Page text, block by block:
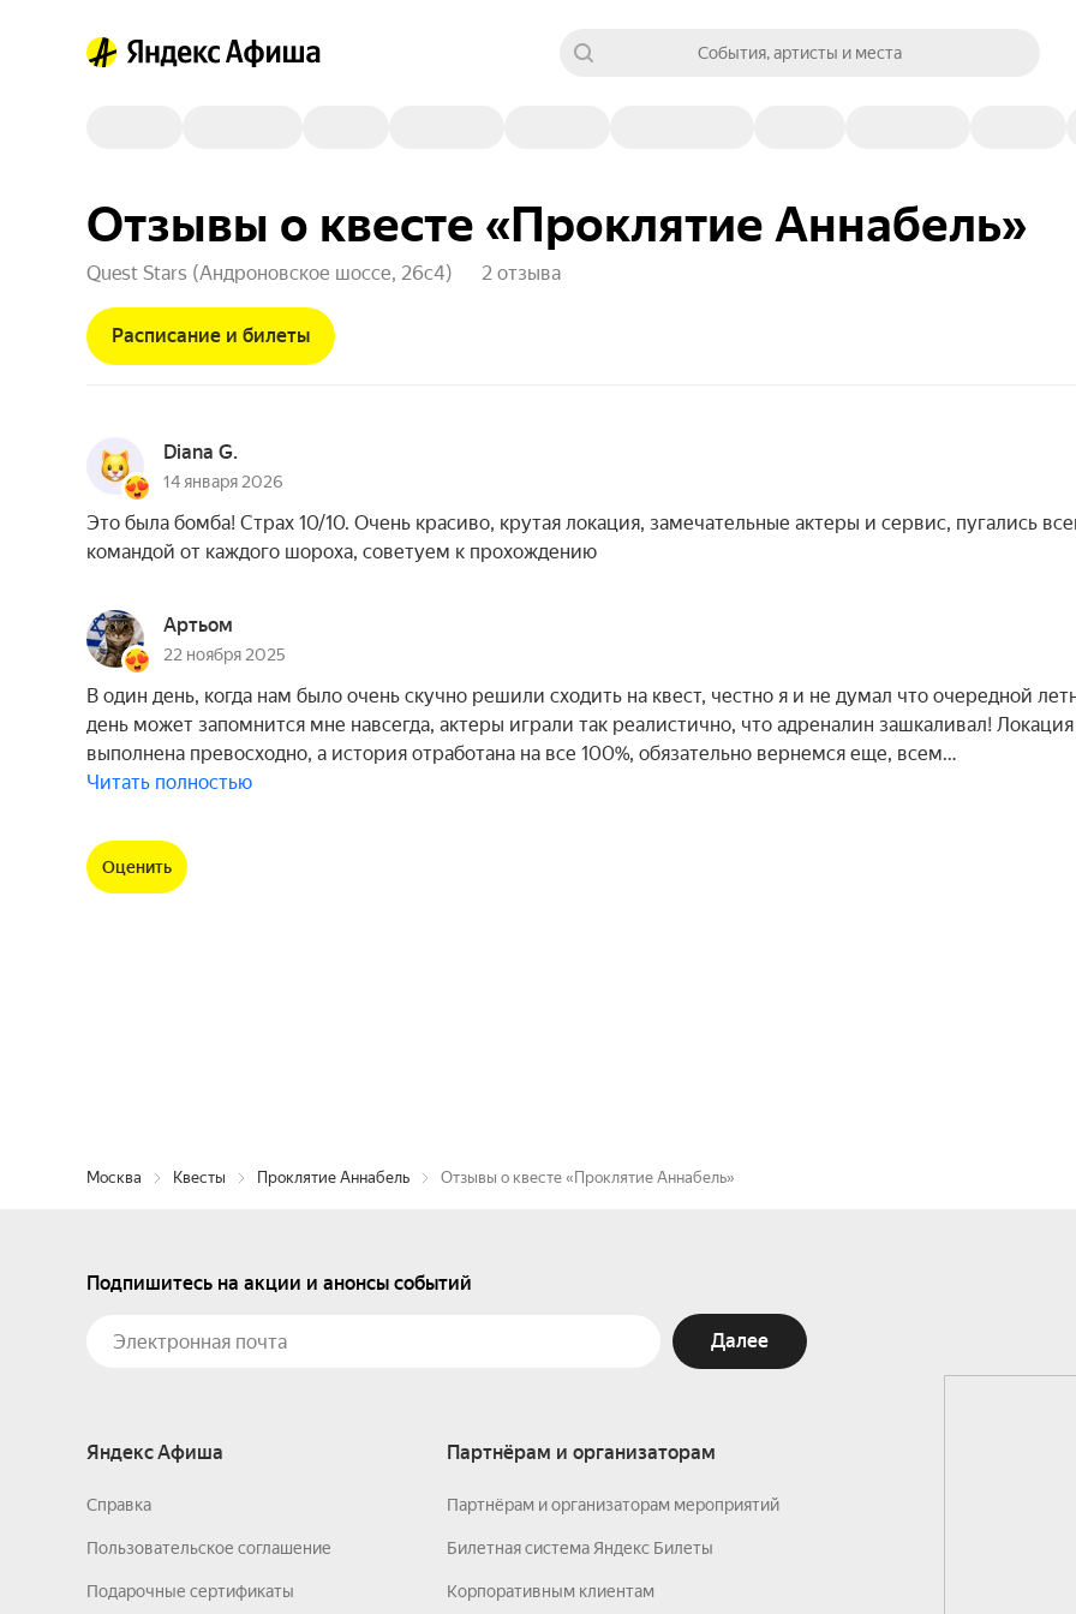
События, артисты и места
Отзывы о квесте «Проклятие Аннабель»
Quest Stars (Андроновское шоссе, 26с4) 2 отзыва
Расписание и билеты
Diana G.
14 января 2026
Это была бомба! Страх 10/10. Очень красиво, крутая локация, замечательные актеры и сервис, пугались
командой от каждого шороха, советуем к прохождению
Артьом
22 ноября 2025
В один день, когда нам было очень скучно решили сходить на квест, честно я и не думал что очередной
день может запомнится мне навсегда, актеры играли так реалистично, что адреналин зашкаливал! Локация
выполнена превосходно, а история отработана на все 100%, обязательно вернемся еще, всем…
Читать полностью
Оценить
Москва Квесты Проклятие Аннабель Отзывы о квесте «Проклятие Аннабель»
Подпишитесь на акции и анонсы событий
Далее
Яндекс Афиша
Справка
Пользовательское соглашение
Подарочные сертификаты
Партнёрам и организаторам
Партнёрам и организаторам мероприятий
Билетная система Яндекс Билеты
Корпоративным клиентам